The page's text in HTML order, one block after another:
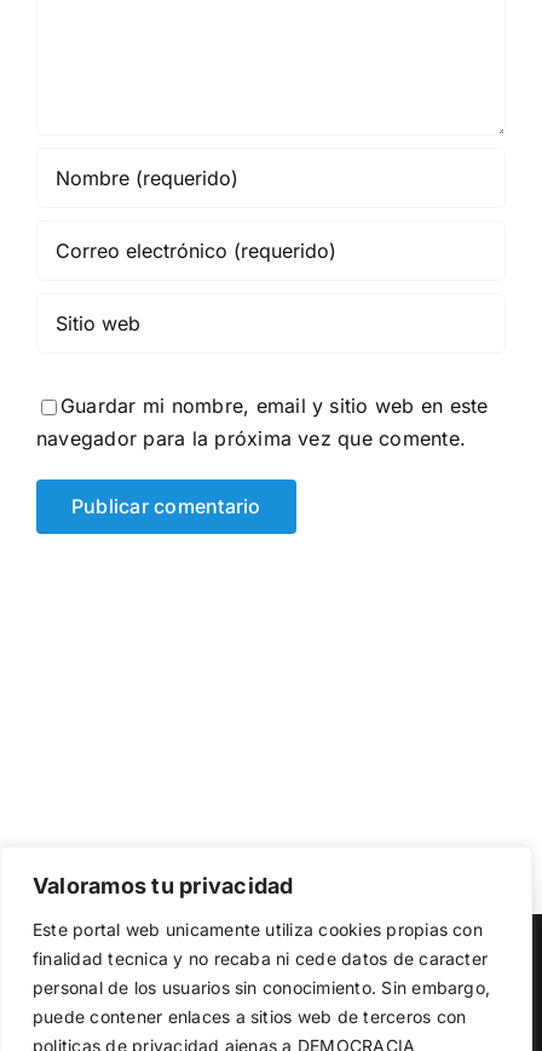
Valoramos tu privacidad
Este portal web unicamente utiliza cookies propias con
finalidad tecnica y no recaba ni cede datos de caracter
personal de los usuarios sin conocimiento. Sin embargo,
puede contener enlaces a sitios web de terceros con
politicas de privacidad ajenas a DEMOCRACIA
Guardar mi nombre, email y sitio web en este
navegador para la próxima vez que comente.
Copyright 2023 |Democracia Nacional | All Rights Reserved
Facebook
TwitterInstagram
el funcionamiento de la web, medir su uso y mejorar
nuestros servicios. Puede aceptar todas las cookies,
rechazar las no necesarias o configurar sus preferencias.
Política de cookies